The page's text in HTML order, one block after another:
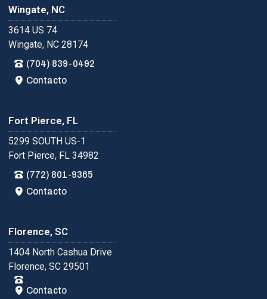
Wingate, NC
3614 US 74
Wingate, NC 28174
(704) 839-0492
Contacto
Fort Pierce, FL
5299 SOUTH US-1
Fort Pierce, FL 34982
(772) 801-9365
Contacto
Florence, SC
1404 North Cashua Drive
Florence, SC 29501
Contacto